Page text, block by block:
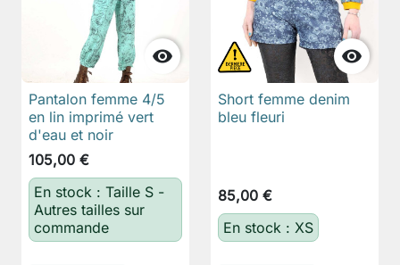

Pantalon femme 4/5
en lin imprimé vert
d'eau et noir
105,00 €
En stock : Taille S -
Autres tailles sur
commande

Short femme denim
bleu fleuri
85,00 €
En stock : XS